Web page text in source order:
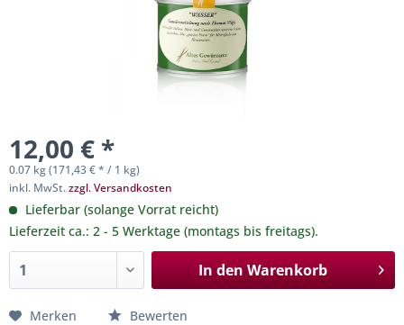
12,00 € *
0.07 kg (171,43 € * / 1 kg)
inkl. MwSt.zzgl. Versandkosten
Lieferbar (solange Vorrat reicht)
Lieferzeit ca.: 2 - 5 Werktage (montags bis freitags).
In den Warenkorb
Merken Bewerten